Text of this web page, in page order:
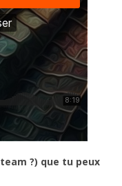
?) que tu peux